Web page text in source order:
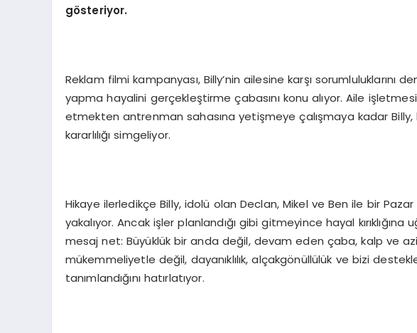
gösteriyor.
Reklam filmi kampanyası, Billy’nin ailesine karşı sorumluluklarını
yapma hayalini gerçekleştirme çabasını konu alıyor. Aile
etmekten antrenman sahasına yetişmeye çalışmaya kadar
kararlılığı simgeliyor.
Hikaye ilerledikçe Billy, idolü olan Declan, Mikel ve Ben ile bir
yakalıyor. Ancak işler planlandığı gibi gitmeyince hayal
mesaj net: Büyüklük bir anda değil, devam eden çaba, kalp ve
mükemmeliyetle değil, dayanıklılık, alçakgönüllülük ve bizi
tanımlandığını hatırlatıyor.